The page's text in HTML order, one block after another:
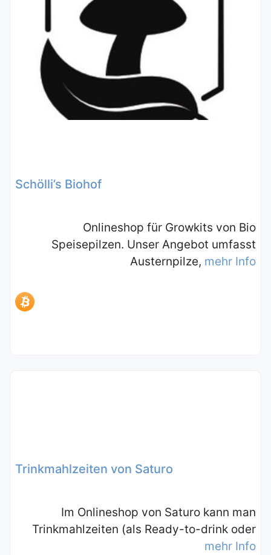
Schölli’s Biohof
Onlineshop für Growkits von Bio
Speisepilzen. Unser Angebot umfasst
Austernpilze, mehr Info
Trinkmahlzeiten von Saturo
Im Onlineshop von Saturo kann man
Trinkmahlzeiten (als Ready-to-drink oder
mehr Info